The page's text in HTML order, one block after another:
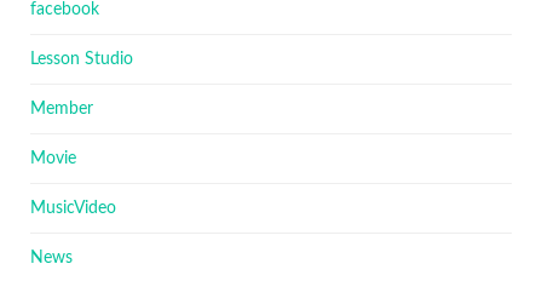
facebook
Lesson Studio
Member
Movie
MusicVideo
News